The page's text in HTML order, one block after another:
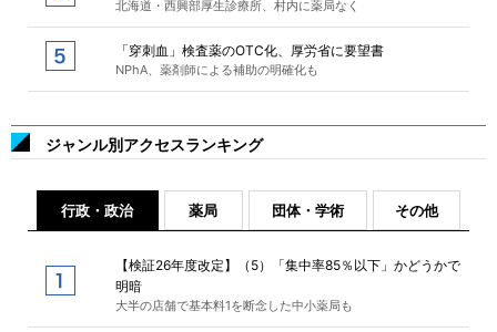
北海道・西興部厚生診療所、村内に薬局なく
「穿刺血」検査薬のOTC化、厚労省に要望書
NPhA、薬剤師による補助の明確化も
ジャンル別アクセスランキング
行政・政治 薬局 団体・学術 その他
【検証26年度改定】（5）「集中率85％以下」かどうかで
明暗
大半の店舗で基本料1を断念した中小薬局も